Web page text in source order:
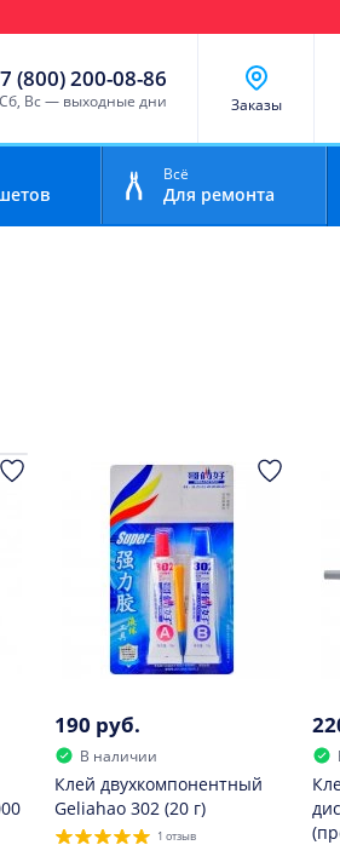
(800) 200-08-86
Cб, Вс — выходные дни Заказы
Всё
Для ремонта
190 руб.
В наличии
Клей двухкомпонентный
Geliahao 302 (20 г)
1 отзыв